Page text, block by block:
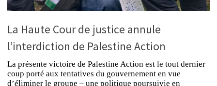
La Haute Cour de justice annule
l’interdiction de Palestine Action
La présente victoire de Palestine Action est le tout dernier
coup porté aux tentatives du gouvernement en vue
d’éliminer le groupe – une politique poursuivie en